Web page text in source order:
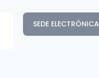
SEDE ELECTRÓNICA